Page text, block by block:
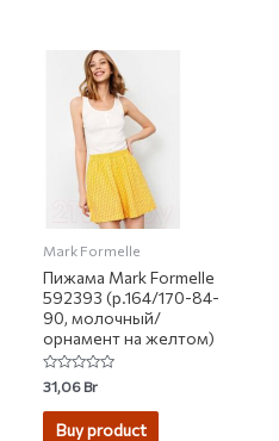
Mark Formelle
Пижама Mark Formelle
592393 (р.164/170-84-
90, молочный/
орнамент на желтом)
Rated
0
out
31,06Br
Buy product